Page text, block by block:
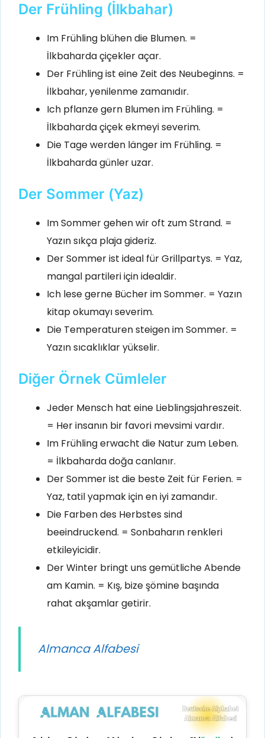
Der Frühling (İlkbahar)
Im Frühling blühen die Blumen. =
İlkbaharda çiçekler açar.
Der Frühling ist eine Zeit des Neubeginns. =
İlkbahar, yenilenme zamanıdır.
Ich pflanze gern Blumen im Frühling. =
İlkbaharda çiçek ekmeyi severim.
Die Tage werden länger im Frühling. =
İlkbaharda günler uzar.
Der Sommer (Yaz)
Im Sommer gehen wir oft zum Strand. =
Yazın sıkça plaja gideriz.
Der Sommer ist ideal für Grillpartys. = Yaz,
mangal partileri için idealdir.
Ich lese gerne Bücher im Sommer. = Yazın
kitap okumayı severim.
Die Temperaturen steigen im Sommer. =
Yazın sıcaklıklar yükselir.
Diğer Örnek Cümleler
Jeder Mensch hat eine Lieblingsjahreszeit.
= Her insanın bir favori mevsimi vardır.
Im Frühling erwacht die Natur zum Leben.
= İlkbaharda doğa canlanır.
Der Sommer ist die beste Zeit für Ferien. =
Yaz, tatil yapmak için en iyi zamandır.
Die Farben des Herbstes sind
beeindruckend. = Sonbaharın renkleri
etkileyicidir.
Der Winter bringt uns gemütliche Abende
am Kamin. = Kış, bize şömine başında
rahat akşamlar getirir.
Almanca Alfabesi